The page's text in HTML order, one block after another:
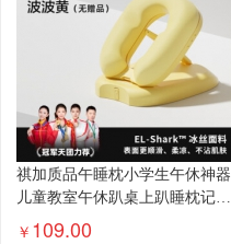
祺加质品午睡枕小学生午休神器
儿童教室午休趴桌上趴睡枕记忆
棉可...
￥ 109.00